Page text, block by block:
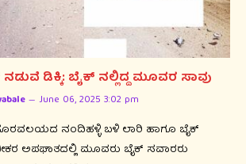
ಡಿಕ್ಕಿ: ಬೈಕ್ ನಲ್ಲಿದ್ದ ಮೂವರ ಸಾವು
June 06, 2025 3:02 pm
ನಂದಿಹಳ್ಳಿ ಬಳಿ ಲಾರಿ ಹಾಗೂ ಬೈಕ್
ಅಪಘಾತದಲ್ಲಿ ಮೂವರು ಬೈಕ್ ಸವಾರರು